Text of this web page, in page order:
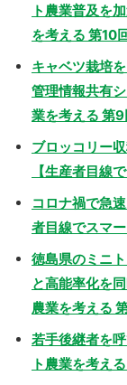
ト農業普及を
を考える 第10回
キャベツ栽培
管理情報共有
業を考える 第9
ブロッコリー
【生産者目線
コロナ禍で急
者目線でスマ
徳島県のミニ
と高能率化を
農業を考える
若手後継者を
ト農業を考える